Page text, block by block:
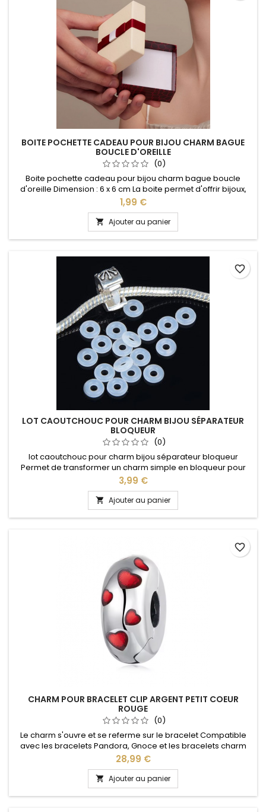
BOITE POCHETTE CADEAU POUR BIJOU CHARM BAGUE
BOUCLE D'OREILLE
(0)
Boite pochette cadeau pour bijou charm bague boucle
d'oreille Dimension : 6 x 6 cm La boite permet d'offrir bijoux,
charms, bracelets dans un magnifique écrin idéal pour : Noël,
Saint Valentin, anniversaire, anniversaire de mariage, fête
des mères
Prix
1,99 €
 Ajouter au panier
LOT CAOUTCHOUC POUR CHARM BIJOU SÉPARATEUR
BLOQUEUR
(0)
lot caoutchouc pour charm bijou séparateur bloqueur
Permet de transformer un charm simple en bloqueur pour
qu'il ne bouge plus sur le bracelet lot 10 50 250
Prix
3,99 €
 Ajouter au panier
favorite_border
CHARM POUR BRACELET CLIP ARGENT PETIT COEUR
ROUGE
(0)
Le charm s'ouvre et se referme sur le bracelet Compatible
avec les bracelets Pandora, Gnoce et les bracelets charm
de notre site idéal pour : Noël, Saint Valentin, anniversaire,
anniversaire de mariage
Prix
28,99 €
 Ajouter au panier
favorite_border